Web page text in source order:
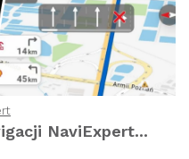
NaviExpert...